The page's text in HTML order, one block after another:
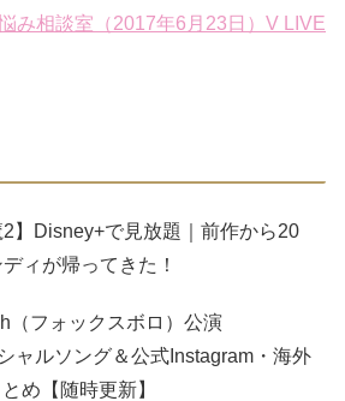
み相談室（2017年6月23日）V LIVE
2】Disney+で見放題｜前作から20
ィが帰ってきた！
（フォックスボロ）公演
ャルソング＆公式Instagram・海外
め【随時更新】